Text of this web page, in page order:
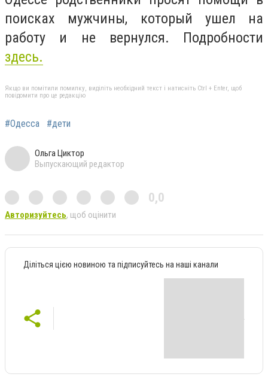
поисках мужчины, который ушел на
работу и не вернулся. Подробности
здесь.
Якщо ви помітили помилку, виділіть необхідний текст і натисніть Ctrl + Enter, щоб
повідомити про це редакцію
#Одесса #дети
Ольга Циктор
Выпускающий редактор
0,0
Авторизуйтесь, щоб оцінити
Діліться цією новиною та підписуйтесь на наші канали